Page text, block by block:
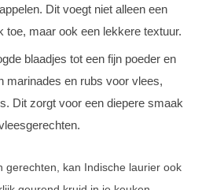
Dit voegt niet alleen een
toe, maar ook een lekkere textuur.
blaadjes tot een fijn poeder en
marinades en rubs voor vlees,
Dit zorgt voor een diepere smaak
gerechten, kan Indische laurier ook